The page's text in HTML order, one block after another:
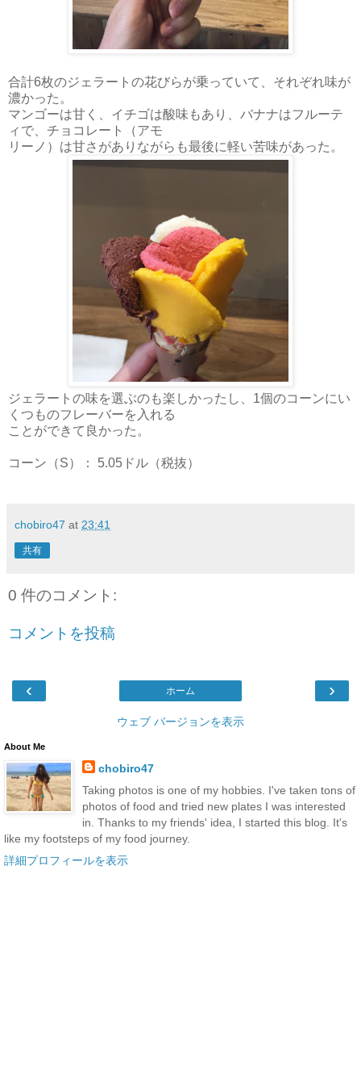
合計6枚のジェラートの花びらが乗っていて、それぞれ味が
濃かった。
マンゴーは甘く、イチゴは酸味もあり、バナナはフルーテ
ィで、チョコレート（アモ
リーノ）は甘さがありながらも最後に軽い苦味があった。
ジェラートの味を選ぶのも楽しかったし、1個のコーンにい
くつものフレーバーを入れる
ことができて良かった。
コーン（S）： 5.05ドル（税抜）
chobiro47 at 23:41
共有
0 件のコメント:
コメントを投稿
‹ ›
ホーム
ウェブ バージョンを表示
About Me
chobiro47
Taking photos is one of my hobbies. I've taken tons of
photos of food and tried new plates I was interested
in. Thanks to my friends' idea, I started this blog. It's
like my footsteps of my food journey.
詳細プロフィールを表示